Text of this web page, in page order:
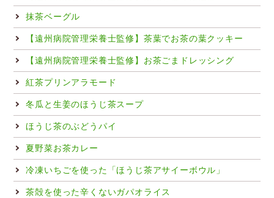
抹茶ベーグル
【遠州病院管理栄養士監修】茶葉でお茶の葉クッキー
【遠州病院管理栄養士監修】お茶ごまドレッシング
紅茶プリンアラモード
冬瓜と生姜のほうじ茶スープ
ほうじ茶のぶどうパイ
夏野菜お茶カレー
冷凍いちごを使った「ほうじ茶アサイーボウル」
茶殻を使った辛くないガパオライス